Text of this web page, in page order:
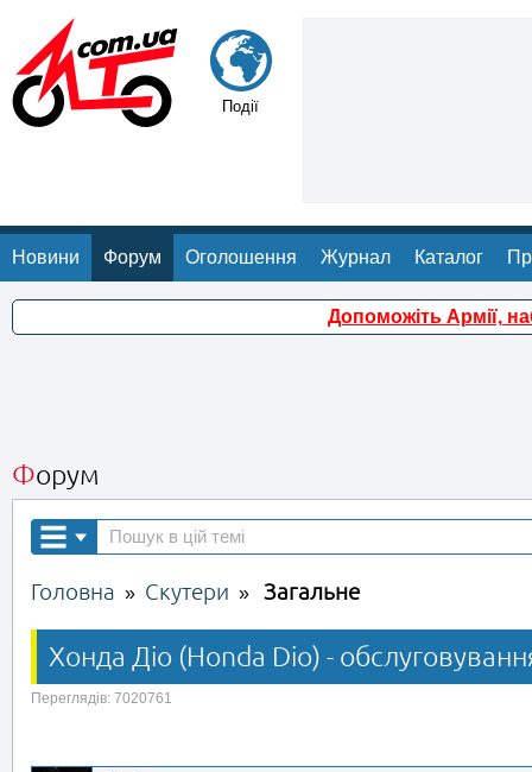
Події
Новини Форум Оголошення Журнал Каталог
Допоможіть Армії,
Форум
Головна » Скутери » Загальне
Хонда Діо (Honda Dio) -
Переглядів: 7020761